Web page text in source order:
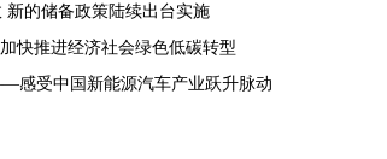
新的储备政策陆续出台实施
快推进经济社会绿色低碳转型
受中国新能源汽车产业跃升脉动